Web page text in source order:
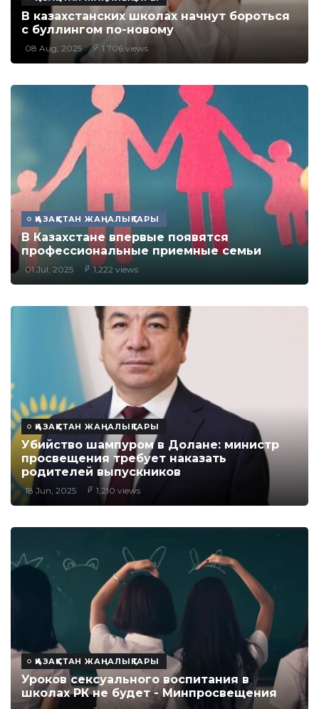
В казахстанских школах начнут бороться
с буллингом по-новому
08 Aug, 2025 1,706 views
ҚАЗАҚСТАН ЖАҢАЛЫҚТАРЫ
В Казахстане впервые появятся
профессиональные приемные семьи
01 Jul, 2025 1,222 views
ҚАЗАҚСТАН ЖАҢАЛЫҚТАРЫ
Убийство шампуром в Долане: министр
просвещения требует наказать
родителей выпускников
18 Jun, 2025 1,210 views
ҚАЗАҚСТАН ЖАҢАЛЫҚТАРЫ
Уроков сексуального воспитания в
школах РК не будет - Минпросвещения